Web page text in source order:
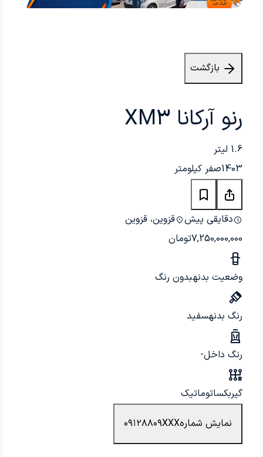
بازگشت
رنو آرکانا XM3
1.6 لیتر
1403صفر کیلومتر
دقایقی پیش
قزوین، قزوین
7,250,000,000تومان
وضعیت بدنهبدون رنگ
رنگ بدنهسفید
رنگ داخل-
گیربکساتوماتیک
نمایش شماره۰۹۱۲۸۸۰۹XXX